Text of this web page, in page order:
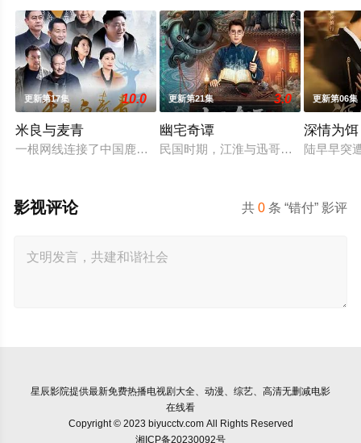
更新第17集 10.0
米良与麦青
一根网线连接了中国鹿鸣村和英国牛津，麦香通过视频向米良宣
更新第21集 3.0
幽宅奇谭
民国时期，江淮与迅哥组成说书班子
更新第06集
深情为饵
陆早早突
共0 条 “错付” 影评
影视评论
星辰影院提供最新免费热播电视剧大全、动漫、综艺、高清无删减电影
在线看
Copyright © 2023 biyucctv.com All Rights Reserved
湘ICP备20230092号